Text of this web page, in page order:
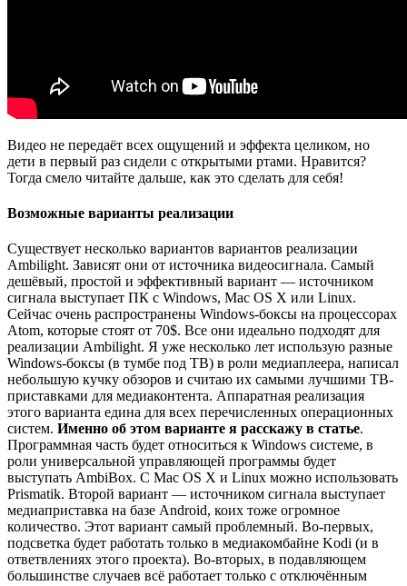
Видео не передаёт всех ощущений и эффекта целиком, но
дети в первый раз сидели с открытыми ртами. Нравится?
Тогда смело читайте дальше, как это сделать для себя!
Возможные варианты реализации
Существует несколько вариантов вариантов реализации
Ambilight. Зависят они от источника видеосигнала. Самый
дешёвый, простой и эффективный вариант — источником
сигнала выступает ПК с Windows, Mac OS X или Linux.
Сейчас очень распространены Windows-боксы на процессорах
Atom, которые стоят от 70$. Все они идеально подходят для
реализации Ambilight. Я уже несколько лет использую разные
Windows-боксы (в тумбе под ТВ) в роли медиаплеера, написал
небольшую кучку обзоров и считаю их самыми лучшими ТВ-
приставками для медиаконтента. Аппаратная реализация
этого варианта едина для всех перечисленных операционных
систем. Именно об этом варианте я расскажу в статье.
Программная часть будет относиться к Windows системе, в
роли универсальной управляющей программы будет
выступать AmbiBox. С Mac OS X и Linux можно использовать
Prismatik. Второй вариант — источником сигнала выступает
медиаприставка на базе Android, коих тоже огромное
количество. Этот вариант самый проблемный. Во-первых,
подсветка будет работать только в медиакомбайне Kodi (и в
ответвлениях этого проекта). Во-вторых, в подавляющем
большинстве случаев всё работает только с отключённым